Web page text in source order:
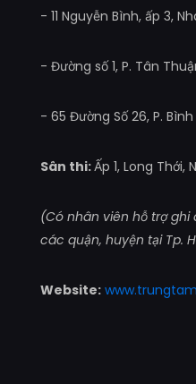
- 11 Nguyễn Bình, ấp 3,
- Đường số 1, P. Tân
- 65 Đường Số 26, P.
Sân thi:Ấp 1, Long Thới,
(Có nhân viên hỗ trợ
các quận, huyện tại Tp.
Website: